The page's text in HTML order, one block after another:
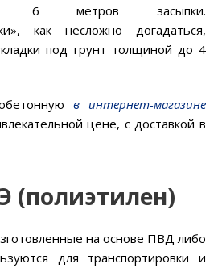
6 метров засыпки.
как несложно догадаться,
под грунт толщиной до 4
в интернет-магазине
цене, с доставкой в
(полиэтилен)
на основе ПВД либо
для транспортировки и